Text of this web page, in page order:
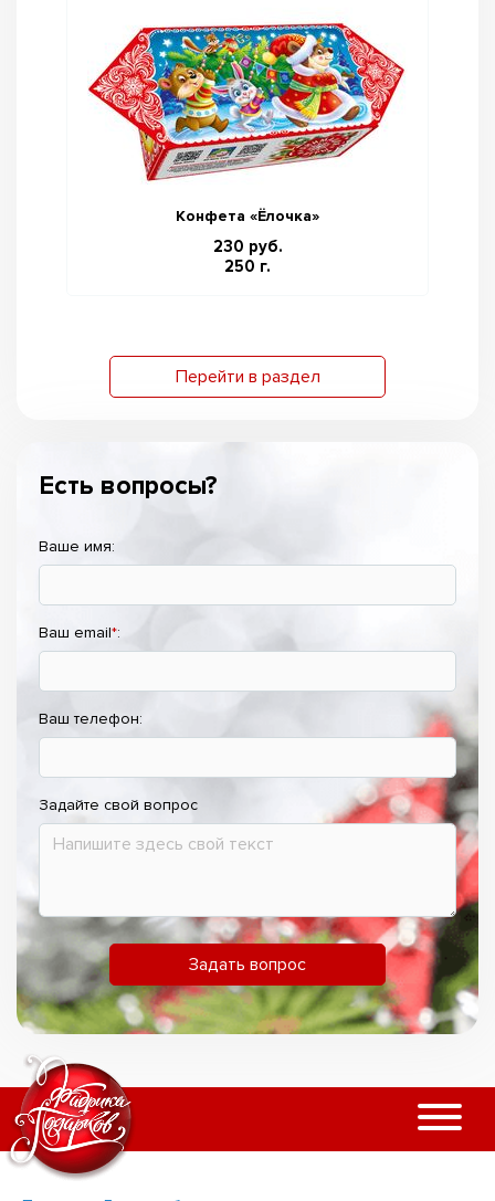
Конфета «Ёлочка»
230 руб.
250 г.
Перейти в раздел
Есть вопросы?
Ваше имя:
Ваш email*:
Ваш телефон:
Задайте свой вопрос
Задать вопрос